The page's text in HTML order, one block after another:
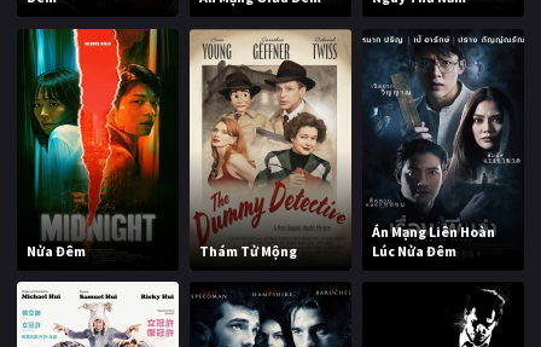
Nửa Đêm Thám Tử Mộng
Án Mạng Liên Hoàn
Lúc Nửa Đêm